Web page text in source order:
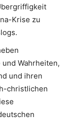
Krise zu
Wahrheiten,
und ihren
christlichen